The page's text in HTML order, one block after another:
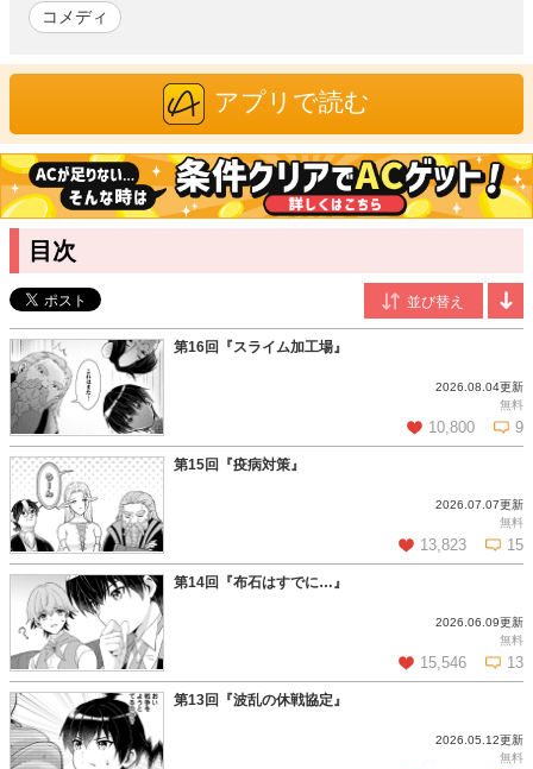
には存在しないアイデアを次々実現させ、子爵領はどんどん発
「辺境領主は大貴族に成り上がる！ チート知識でのびのび領地経
営します」にて鮮烈デビュー。活き活きとしたキャラクター描写
が魅力の気鋭作家。
潮ノ海月/原作
関西在住、お布団とお散歩が大好き。2020年より連載開始した
「ハズレ属性土魔法のギフトを貰ったことで、周囲から蔑すま
れ、辺境の僻地へ追放された俺だけど、僻地の村でガンガン領地
開拓！」が第13回アルファポリスファンタジー小説大賞で優秀賞
を受賞。「ハズレ属性土魔法のせいで辺境に追放されたので、ガ
ンガン領地開拓します！」に改題の上、書籍化に至る。
コメディ
アプリで読む
目次
第16回『スライム加工場』
2026.08.04更新
無料
10,800 9
この話を読む コメントを見る
第15回『疫病対策』
2026.07.07更新
無料
13,823 15
この話を読む コメントを見る
第14回『布石はすでに…』
2026.06.09更新
無料
15,546 13
この話を読む コメントを見る
第13回『波乱の休戦協定』
2026.05.12更新
無料